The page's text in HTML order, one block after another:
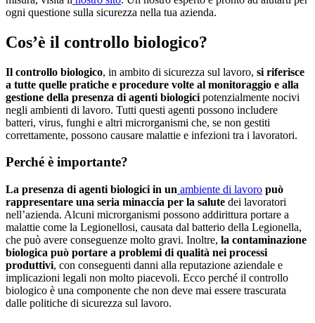
ogni questione sulla sicurezza nella tua azienda.
Cos’è il controllo biologico?
Il controllo biologico, in ambito di sicurezza sul lavoro, si riferisce
a tutte quelle pratiche e procedure volte al monitoraggio e alla
gestione della presenza di agenti biologici potenzialmente nocivi
negli ambienti di lavoro. Tutti questi agenti possono includere
batteri, virus, funghi e altri microrganismi che, se non gestiti
correttamente, possono causare malattie e infezioni tra i lavoratori.
Perché è importante?
La presenza di agenti biologici in un ambiente di lavoro può
rappresentare una seria minaccia per la salute dei lavoratori
nell’azienda. Alcuni microrganismi possono addirittura portare a
malattie come la Legionellosi, causata dal batterio della Legionella,
che può avere conseguenze molto gravi. Inoltre, la contaminazione
biologica può portare a problemi di qualità nei processi
produttivi, con conseguenti danni alla reputazione aziendale e
implicazioni legali non molto piacevoli. Ecco perché il controllo
biologico è una componente che non deve mai essere trascurata
dalle politiche di sicurezza sul lavoro.